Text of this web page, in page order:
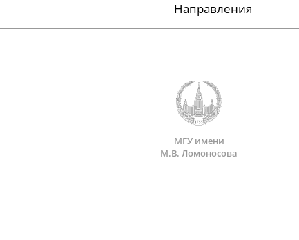
Направления
МГУ имени
М.В. Ломоносова